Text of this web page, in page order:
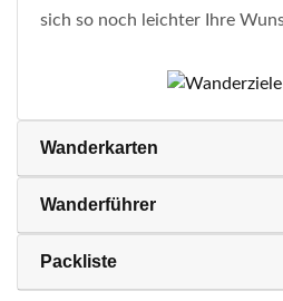
sich so noch leichter Ihre
Wanderkarten
Wanderführer
Packliste